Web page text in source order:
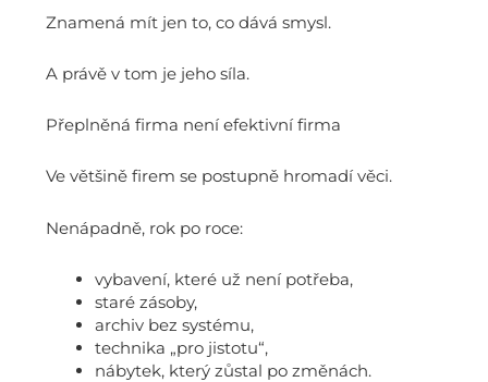
Znamená mít jen to, co dává smysl.
A právě v tom je jeho síla.
Přeplněná firma není efektivní firma
Ve většině firem se postupně hromadí věci.
Nenápadně, rok po roce:
vybavení, které už není potřeba,
staré zásoby,
archiv bez systému,
technika „pro jistotu“,
nábytek, který zůstal po změnách.